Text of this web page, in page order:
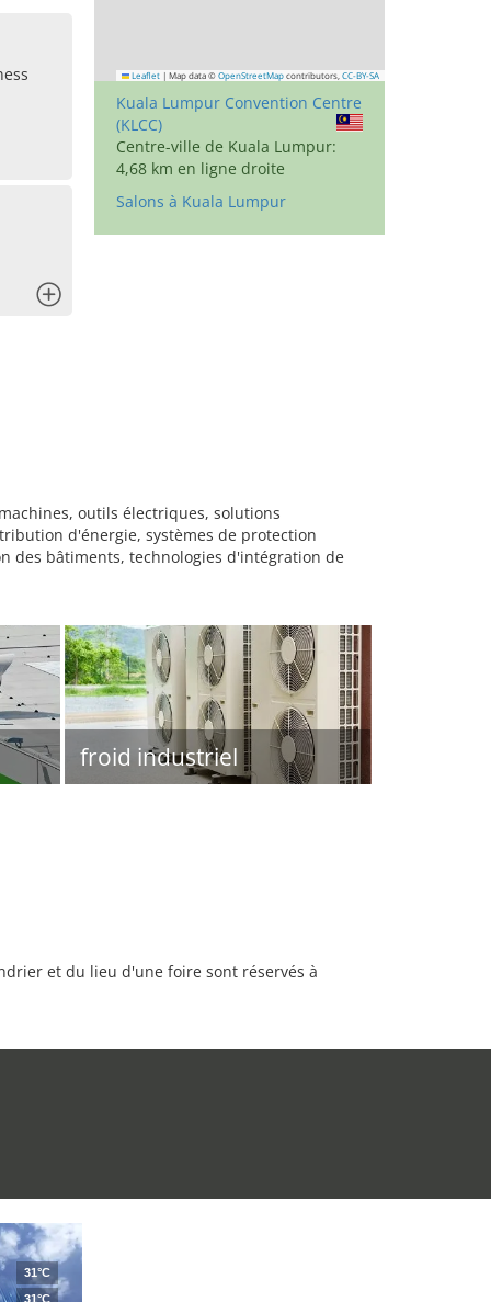
Leaflet | Map data © OpenStreetMap contributors, CC-BY-SA
Kuala Lumpur Convention Centre
(KLCC)
Centre-ville de Kuala Lumpur:
4,68 km en ligne droite
Salons à Kuala Lumpur
outils électriques, solutions
d'énergie, systèmes de protection
des bâtiments, technologies d'intégration de
froid industriel
et du lieu d'une foire sont réservés à
31°C
31°C